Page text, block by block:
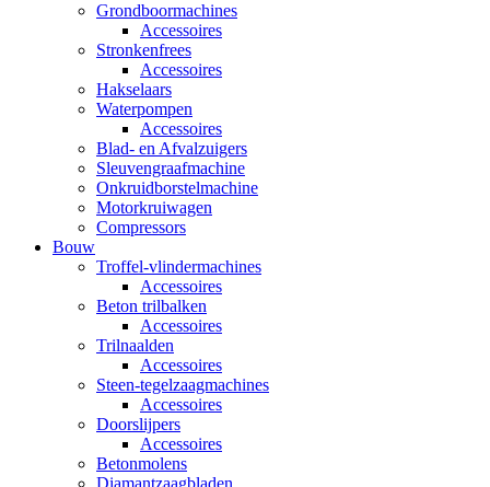
Grondboormachines
Accessoires
Stronkenfrees
Accessoires
Hakselaars
Waterpompen
Accessoires
Blad- en Afvalzuigers
Sleuvengraafmachine
Onkruidborstelmachine
Motorkruiwagen
Compressors
Bouw
Troffel-vlindermachines
Accessoires
Beton trilbalken
Accessoires
Trilnaalden
Accessoires
Steen-tegelzaagmachines
Accessoires
Doorslijpers
Accessoires
Betonmolens
Diamantzaagbladen